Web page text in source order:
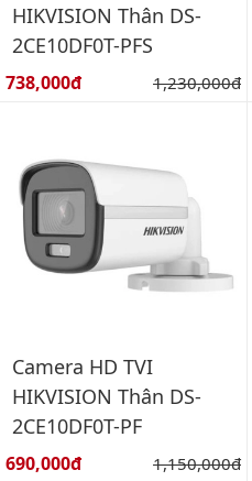
HIKVISION Thân DS-
2CE10DF0T-PFS
Giá bán:
738,000đ Giá gốc:
1,230,000đ
Camera HD TVI
HIKVISION Thân DS-
2CE10DF0T-PF
Giá bán:
690,000đ Giá gốc:
1,150,000đ